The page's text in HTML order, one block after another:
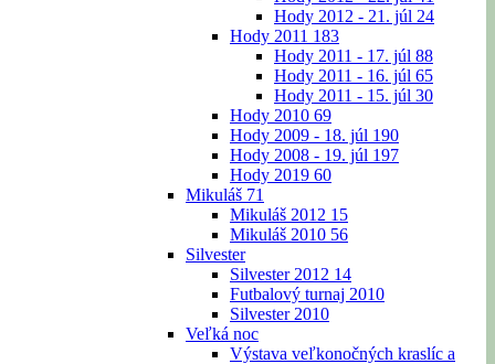
Hody 2012 - 21. júl 24
Hody 2011 183
Hody 2011 - 17. júl 88
Hody 2011 - 16. júl 65
Hody 2011 - 15. júl 30
Hody 2010 69
Hody 2009 - 18. júl 190
Hody 2008 - 19. júl 197
Hody 2019 60
Mikuláš 71
Mikuláš 2012 15
Mikuláš 2010 56
Silvester
Silvester 2012 14
Futbalový turnaj 2010
Silvester 2010
Veľká noc
Výstava veľkonočných kraslíc a